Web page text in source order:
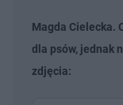
Magda Cielecka.
dla psów, jednak
zdjęcia: